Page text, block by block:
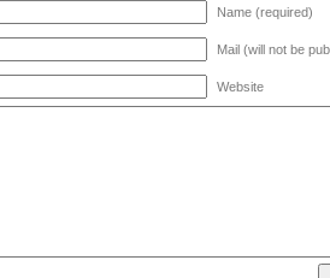
Name (required)
Mail (will not be
Website